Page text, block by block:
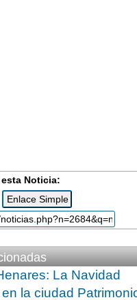
Noticia:
La Navidad
la ciudad